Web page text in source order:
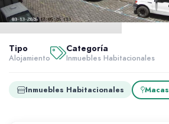
Alojamiento
Tipo
Alojamiento
Categoría
Inmuebles Habitacionales
Inmuebles Habitacionales Macas